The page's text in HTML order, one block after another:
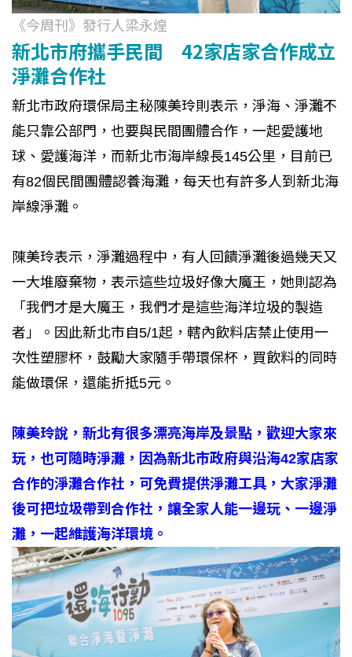
《今周刊》發行人梁永煌
新北市府攜手民間 42家店家合作成立
淨灘合作社
新北市政府環保局主秘陳美玲則表示，淨海、淨灘不
能只靠公部門，也要與民間團體合作，一起愛護地
球、愛護海洋，而新北市海岸線長145公里，目前已
有82個民間團體認養海灘，每天也有許多人到新北海
岸線淨灘。
陳美玲表示，淨灘過程中，有人回饋淨灘後過幾天又
一大堆廢棄物，表示這些垃圾好像大魔王，她則認為
「我們才是大魔王，我們才是這些海洋垃圾的製造
者」。因此新北市自5/1起，轄內飲料店禁止使用一
次性塑膠杯，鼓勵大家隨手帶環保杯，買飲料的同時
能做環保，還能折抵5元。
陳美玲說，新北有很多漂亮海岸及景點，歡迎大家來
玩，也可隨時淨灘，因為新北市政府與沿海42家店家
合作的淨灘合作社，可免費提供淨灘工具，大家淨灘
後可把垃圾帶到合作社，讓全家人能一邊玩、一邊淨
灘，一起維護海洋環境。